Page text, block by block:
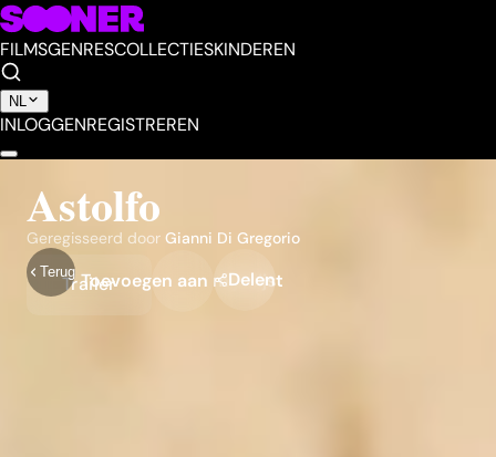
FILMSGENRESCOLLECTIESKINDEREN
NL
INLOGGENREGISTREREN
Terug
Astolfo
Geregisseerd door Gianni Di Gregorio
Trailer
Toevoegen aan mijn lijst
Delen